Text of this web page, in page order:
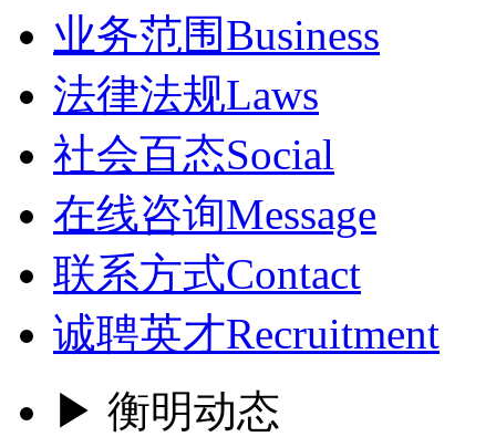
业务范围Business
法律法规Laws
社会百态Social
在线咨询Message
联系方式Contact
诚聘英才Recruitment
▶ 衡明动态